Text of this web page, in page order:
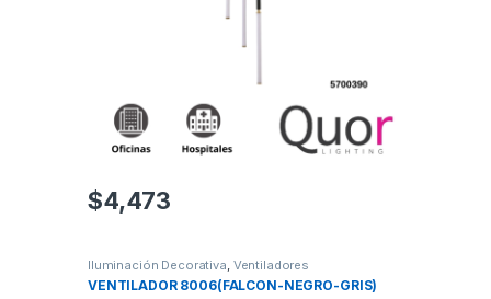
$4,473
Iluminación Decorativa, Ventiladores
VENTILADOR 8006(FALCON-NEGRO-GRIS)